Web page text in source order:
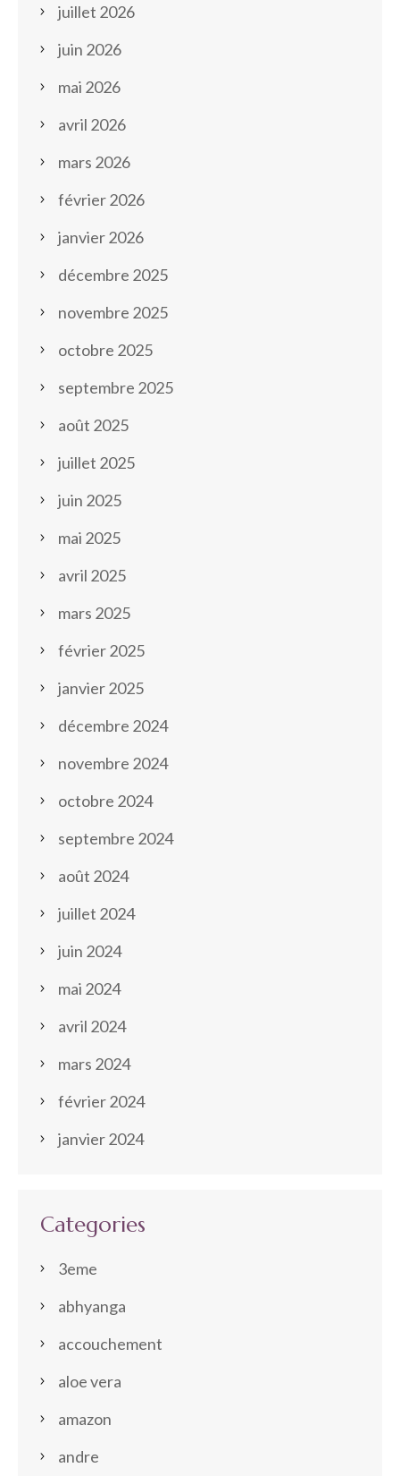
juillet 2026
juin 2026
mai 2026
avril 2026
mars 2026
février 2026
janvier 2026
décembre 2025
novembre 2025
octobre 2025
septembre 2025
août 2025
juillet 2025
juin 2025
mai 2025
avril 2025
mars 2025
février 2025
janvier 2025
décembre 2024
novembre 2024
octobre 2024
septembre 2024
août 2024
juillet 2024
juin 2024
mai 2024
avril 2024
mars 2024
février 2024
janvier 2024
Categories
3eme
abhyanga
accouchement
aloe vera
amazon
andre